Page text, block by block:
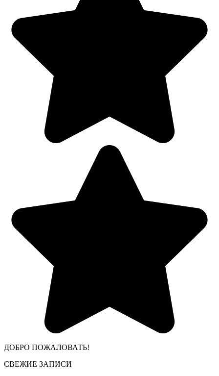
ДОБРО ПОЖАЛОВАТЬ!
СВЕЖИЕ ЗАПИСИ